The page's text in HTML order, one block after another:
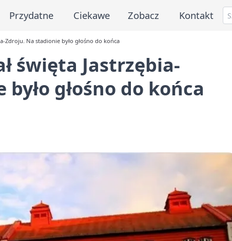
Przydatne Ciekawe Zobacz Kontakt
Zdroju. Na stadionie było głośno do końca
święta Jastrzębia-
głośno do końca